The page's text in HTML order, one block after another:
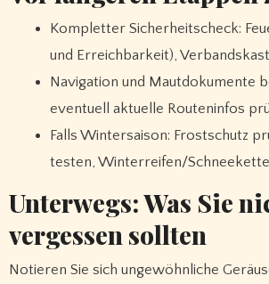
Kompletter Sicherheitscheck:
und Erreichbarkeit),
Navigation und Mautdokumente
eventuell aktuelle Routeninfos
Falls Wintersaison: Frostschutz
testen, Winterreifen/
Unterwegs: Was Sie
vergessen sollten
Notieren Sie sich ungewöhnliche